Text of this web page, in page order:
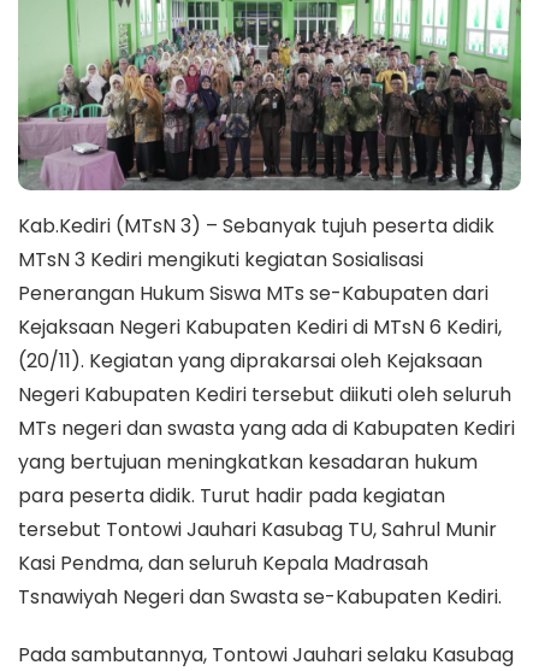
Kab.Kediri (MTsN 3) – Sebanyak tujuh peserta didik
MTsN 3 Kediri mengikuti kegiatan Sosialisasi
Penerangan Hukum Siswa MTs se-Kabupaten dari
Kejaksaan Negeri Kabupaten Kediri di MTsN 6 Kediri,
(20/11). Kegiatan yang diprakarsai oleh Kejaksaan
Negeri Kabupaten Kediri tersebut diikuti oleh seluruh
MTs negeri dan swasta yang ada di Kabupaten Kediri
yang bertujuan meningkatkan kesadaran hukum
para peserta didik. Turut hadir pada kegiatan
tersebut Tontowi Jauhari Kasubag TU, Sahrul Munir
Kasi Pendma, dan seluruh Kepala Madrasah
Tsnawiyah Negeri dan Swasta se-Kabupaten Kediri.
Pada sambutannya, Tontowi Jauhari selaku Kasubag